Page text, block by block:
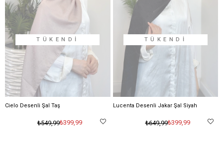
TÜKENDI
Cielo Desenli Şal Taş
₺399,99
₺549,99
TÜKENDI
Lucenta Desenli Jakar Şal Siyah
₺399,99
₺649,99